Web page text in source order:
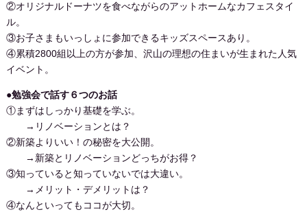
②オリジナルドーナツを食べながらのアットホームなカフェスタイ
ル。
③お子さまもいっしょに参加できるキッズスペースあり。
④累積2800組以上の方が参加、沢山の理想の住まいが生まれた人気
イベント。
●勉強会で話す６つのお話
①まずはしっかり基礎を学ぶ。
→リノベーションとは？
②新築よりいい！の秘密を大公開。
→新築とリノベーションどっちがお得？
③知っていると知っていないでは大違い。
→メリット・デメリットは？
④なんといってもココが大切。